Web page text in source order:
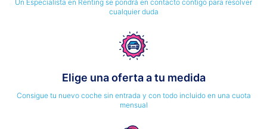
Un Especialista en Renting se pondrá en contacto contigo para resolver
cualquier duda
Elige una oferta a tu medida
Consigue tu nuevo coche sin entrada y con todo incluido en una cuota
mensual